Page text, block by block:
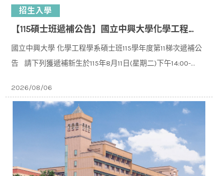
招生入學
【115碩士班遞補公告】國立中興大學化學工程學系碩士班115學年度入學第11梯次遞補公告
國立中興大學 化學工程學系碩士班115學年度第11梯次遞補公
告 請下列獲遞補新⽣於115年8⽉11⽇(星期二)下午14:00-
2026/08/06